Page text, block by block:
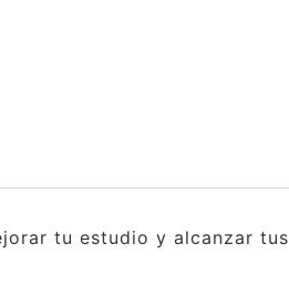
tu estudio y alcanzar tus